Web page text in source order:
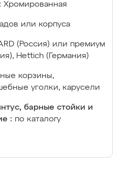
Хромированная
или корпуса
(Россия) или премиум
Hettich (Германия)
корзины,
уголки, карусели
барные стойки и
: по каталогу